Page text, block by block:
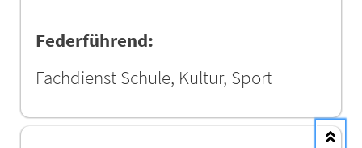
Federführend:
Fachdienst Schule, Kultur, Sport